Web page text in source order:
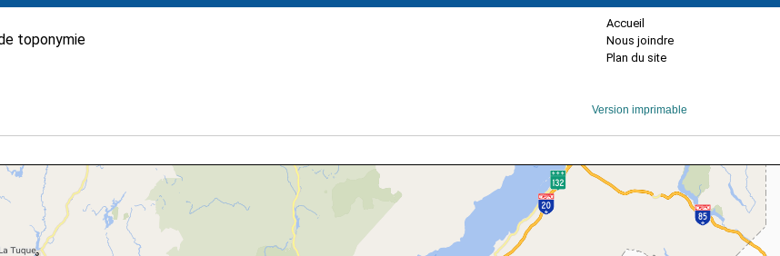
toponymie
Accueil
Nous joindre
Plan du site
Version imprimable